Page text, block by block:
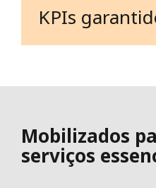
KPIs
Mobilizados
serviços